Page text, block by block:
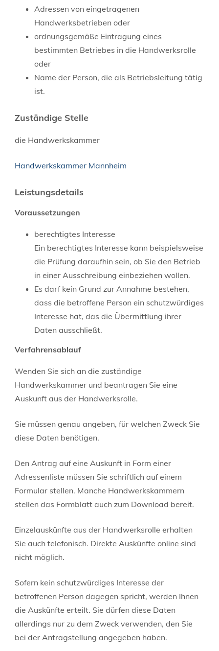
Adressen von eingetragenen
Handwerksbetrieben oder
ordnungsgemäße Eintragung eines
bestimmten Betriebes in die Handwerksrolle
oder
Name der Person, die als Betriebsleitung tätig
ist.
Zuständige Stelle
die Handwerkskammer
Handwerkskammer Mannheim
Leistungsdetails
Voraussetzungen
berechtigtes Interesse
Ein berechtigtes Interesse kann beispielsweise
die Prüfung daraufhin sein, ob Sie den Betrieb
in einer Ausschreibung einbeziehen wollen.
Es darf kein Grund zur Annahme bestehen,
dass die betroffene Person ein schutzwürdiges
Interesse hat, das die Übermittlung ihrer
Daten ausschließt.
Verfahrensablauf
Wenden Sie sich an die zuständige
Handwerkskammer und beantragen Sie eine
Auskunft aus der Handwerksrolle.
Sie müssen genau angeben, für welchen Zweck Sie
diese Daten benötigen.
Den Antrag auf eine Auskunft in Form einer
Adressenliste müssen Sie schriftlich auf einem
Formular stellen. Manche Handwerkskammern
stellen das Formblatt auch zum Download bereit.
Einzelauskünfte aus der Handwerksrolle erhalten
Sie auch telefonisch. Direkte Auskünfte online sind
nicht möglich.
Sofern kein schutzwürdiges Interesse der
betroffenen Person dagegen spricht, werden Ihnen
die Auskünfte erteilt. Sie dürfen diese Daten
allerdings nur zu dem Zweck verwenden, den Sie
bei der Antragstellung angegeben haben.